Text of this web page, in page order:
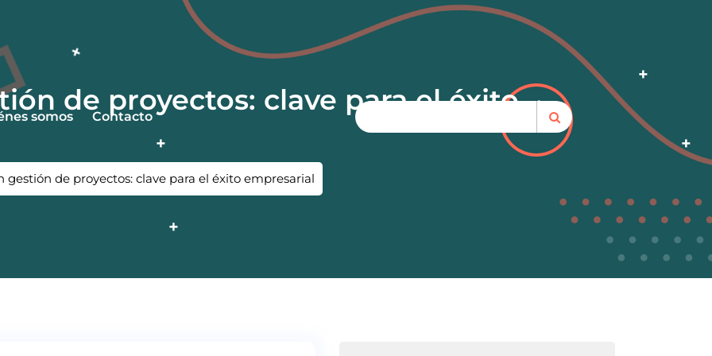
somos Contacto
de proyectos: clave para el éxito
gestión de proyectos: clave para el éxito empresarial